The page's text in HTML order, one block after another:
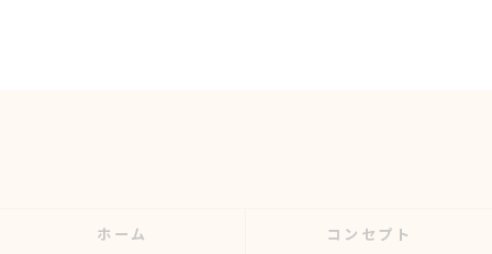
ホーム コンセプト